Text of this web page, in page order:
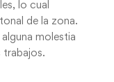
lo cual
de la zona.
molestia
trabajos.